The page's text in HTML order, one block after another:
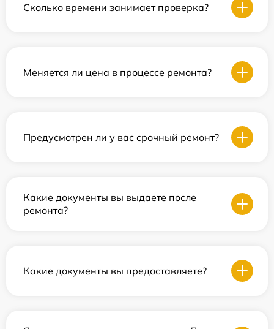
Сколько времени занимает проверка?
Меняется ли цена в процессе ремонта?
Предусмотрен ли у вас срочный ремонт?
Какие документы вы выдаете после
ремонта?
Какие документы вы предоставляете?